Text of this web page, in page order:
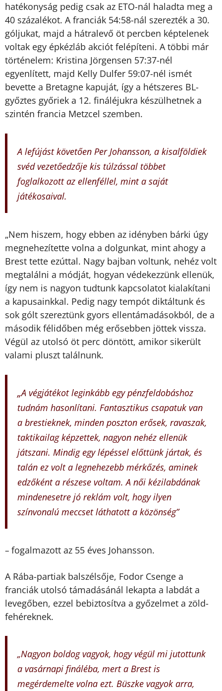
hatékonyság pedig csak az ETO-nál haladta meg a
40 százalékot. A franciák 54:58-nál szerezték a 30.
góljukat, majd a hátralevő öt percben képtelenek
voltak egy épkézláb akciót felépíteni. A többi már
történelem: Kristina Jörgensen 57:37-nél
egyenlített, majd Kelly Dulfer 59:07-nél ismét
bevette a Bretagne kapuját, így a hétszeres BL-
győztes győriek a 12. fináléjukra készülhetnek a
szintén francia Metzcel szemben.
A lefújást követően Per Johansson, a kisalföldiek
svéd vezetőedzője kis túlzással többet
foglalkozott az ellenféllel, mint a saját
játékosaival.
„Nem hiszem, hogy ebben az idényben bárki úgy
megnehezítette volna a dolgunkat, mint ahogy a
Brest tette ezúttal. Nagy bajban voltunk, nehéz volt
megtalálni a módját, hogyan védekezzünk ellenük,
így nem is nagyon tudtunk kapcsolatot kialakítani
a kapusainkkal. Pedig nagy tempót diktáltunk és
sok gólt szereztünk gyors ellentámadásokból, de a
második félidőben még erősebben jöttek vissza.
Végül az utolsó öt perc döntött, amikor sikerült
valami pluszt találnunk.
„A végjátékot leginkább egy pénzfeldobáshoz
tudnám hasonlítani. Fantasztikus csapatuk van
a brestieknek, minden poszton erősek, ravaszak,
taktikailag képzettek, nagyon nehéz ellenük
játszani. Mindig egy lépéssel előttünk jártak, és
talán ez volt a legnehezebb mérkőzés, aminek
edzőként a részese voltam. A női kézilabdának
mindenesetre jó reklám volt, hogy ilyen
színvonalú meccset láthatott a közönség”
– fogalmazott az 55 éves Johansson.
A Rába-partiak balszélsője, Fodor Csenge a
franciák utolsó támadásánál lekapta a labdát a
levegőben, ezzel bebiztosítva a győzelmet a zöld-
fehéreknek.
„Nagyon boldog vagyok, hogy végül mi jutottunk
a vasárnapi fináléba, mert a Brest is
megérdemelte volna ezt. Büszke vagyok arra,